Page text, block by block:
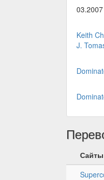
03.2007
Keith
J.
Сайты